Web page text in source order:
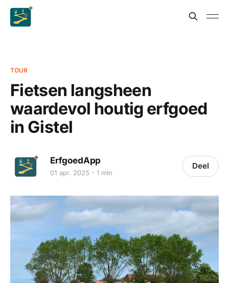
TOUR
Fietsen langsheen
waardevol houtig erfgoed
in Gistel
ErfgoedApp
01 apr. 2025 1 min
Deel